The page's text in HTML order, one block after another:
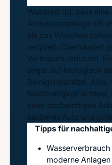
Wusstest du, dass eine
Autowaschanlage oft
als das Waschen
recycelt, Chemikalien
Verbrauch reduziert.
sogar auf biologisch
Reinigungsmittel. Also,
Nachhaltigkeit achtest,
einer hochwertigen
sauberes Auto und
Tipps für
Wasserverbrauch
moderne